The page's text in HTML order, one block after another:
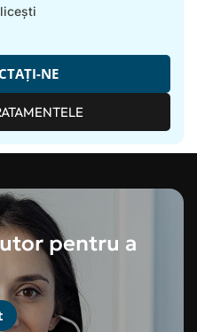
NE
pentru a